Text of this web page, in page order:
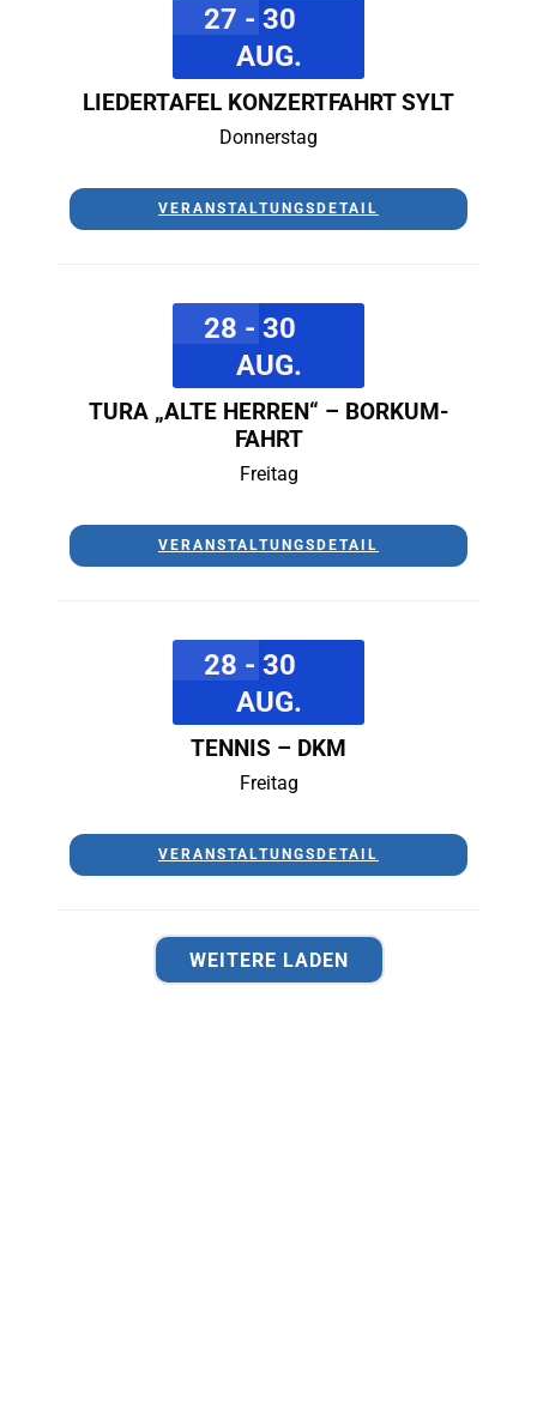
27 - 30
AUG.
LIEDERTAFEL KONZERTFAHRT SYLT
Donnerstag
VERANSTALTUNGSDETAIL
28 - 30
AUG.
TURA „ALTE HERREN“ – BORKUM-
FAHRT
Freitag
VERANSTALTUNGSDETAIL
28 - 30
AUG.
TENNIS – DKM
Freitag
VERANSTALTUNGSDETAIL
WEITERE LADEN